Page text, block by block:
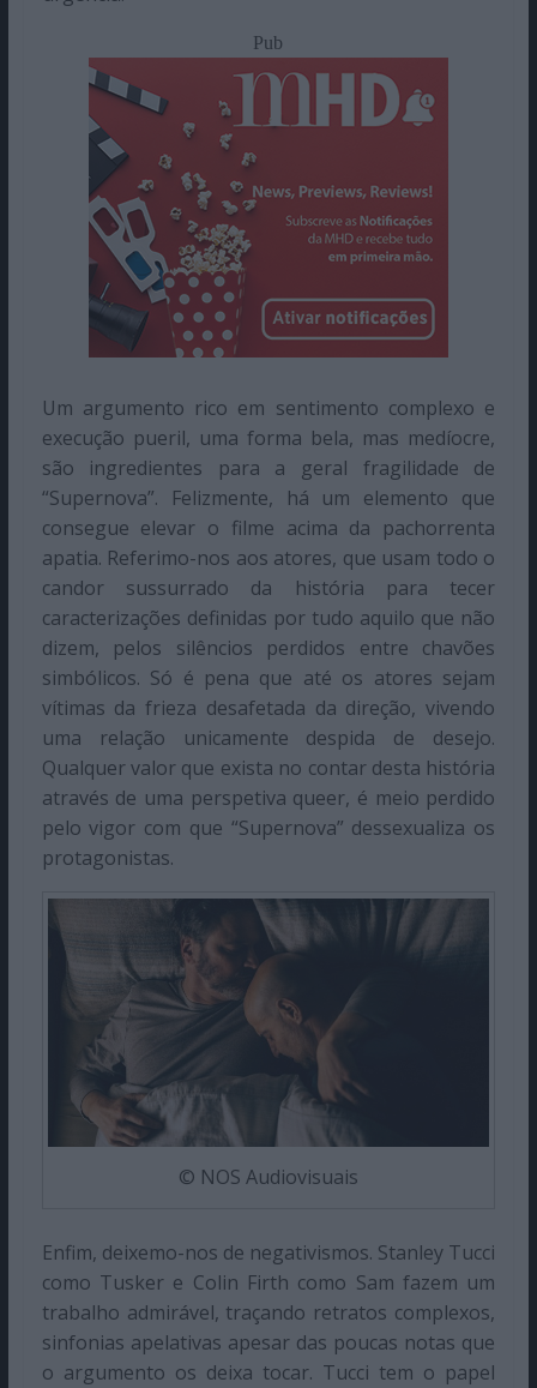
Pub
Um argumento rico em sentimento complexo e
execução pueril, uma forma bela, mas medíocre,
são ingredientes para a geral fragilidade de
“Supernova”. Felizmente, há um elemento que
consegue elevar o filme acima da pachorrenta
apatia. Referimo-nos aos atores, que usam todo o
candor sussurrado da história para tecer
caracterizações definidas por tudo aquilo que não
dizem, pelos silêncios perdidos entre chavões
simbólicos. Só é pena que até os atores sejam
vítimas da frieza desafetada da direção, vivendo
uma relação unicamente despida de desejo.
Qualquer valor que exista no contar desta história
através de uma perspetiva queer, é meio perdido
pelo vigor com que “Supernova” dessexualiza os
protagonistas.
© NOS Audiovisuais
Enfim, deixemo-nos de negativismos. Stanley Tucci
como Tusker e Colin Firth como Sam fazem um
trabalho admirável, traçando retratos complexos,
sinfonias apelativas apesar das poucas notas que
o argumento os deixa tocar. Tucci tem o papel